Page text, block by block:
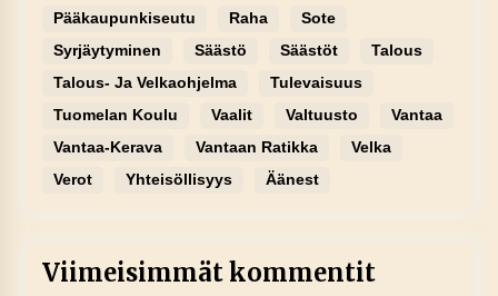
Pääkaupunkiseutu
Raha
Sote
Syrjäytyminen
Säästö Säästöt
Talous
Talous- Ja Velkaohjelma
Tulevaisuus
Tuomelan Koulu
Vaalit Valtuusto
Vantaa
Vantaa-Kerava
Vantaan Ratikka
Velka
Verot
Yhteisöllisyys Äänest
Viimeisimmät kommentit